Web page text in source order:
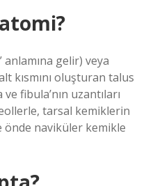
anlamına gelir) veya
kısmını oluşturan talus
fibula’nın uzantıları
tarsal kemiklerin
önde naviküler kemikle